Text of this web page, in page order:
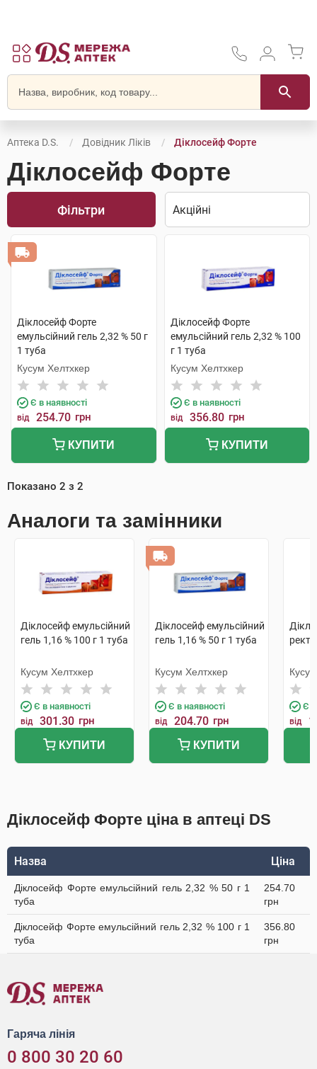
Аптека D.S. Довідник Ліків Діклосейф Форте
Діклосейф Форте
Фільтри
Діклосейф Форте
емульсійний гель 2,32 % 50 г
1 туба
Кусум Хелтхкер
Є в наявності
від 254.70 грн
КУПИТИ
Діклосейф Форте
емульсійний гель 2,32 % 100
г 1 туба
Кусум Хелтхкер
Є в наявності
від 356.80 грн
КУПИТИ
Показано 2 з 2
Аналоги та замінники
Діклосейф емульсійний
гель 1,16 % 100 г 1 туба
Кусум Хелтхкер
Є в наявності
від 301.30 грн
КУПИТИ
Діклосейф емульсійний
гель 1,16 % 50 г 1 туба
Кусум Хелтхкер
Є в наявності
від 204.70 грн
КУПИТИ
Є в
від
Діклосейф Форте ціна в аптеці DS
Назва Ціна
Діклосейф Форте емульсійний гель 2,32 % 50 г 1
туба
254.70
грн
Діклосейф Форте емульсійний гель 2,32 % 100 г 1
туба
356.80
грн
Гаряча лінія
0 800 30 20 60